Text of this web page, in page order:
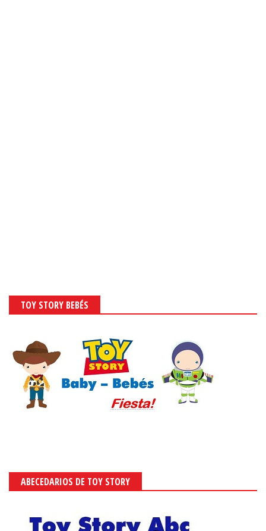
TOY STORY BEBÉS
ABECEDARIOS DE TOY STORY